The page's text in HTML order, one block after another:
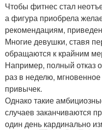
Чтобы фитнес стал
а фигура приобрела
рекомендациям,
Многие девушки, ставя
обращаются к крайним
Например, полный отказ
раз в неделю,
привычек.
Однако такие
случаев заканчиваются
один день кардинально